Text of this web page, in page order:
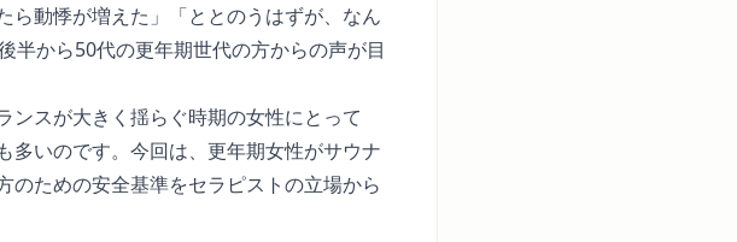
ら動悸が増えた」「ととのうはずが、なん
半から50代の更年期世代の方からの声が目
ンスが大きく揺らぐ時期の女性にとって
多いのです。今回は、更年期女性がサウナ
のための安全基準をセラピストの立場から